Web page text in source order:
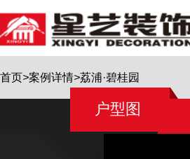
首页>案例详情>荔浦·碧桂园
户型图